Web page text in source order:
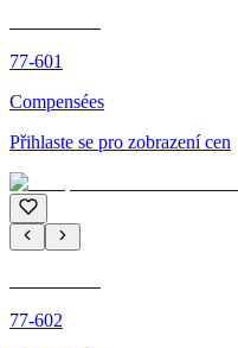
77-601
Compensées
Přihlaste se pro zobrazení cen
77-602